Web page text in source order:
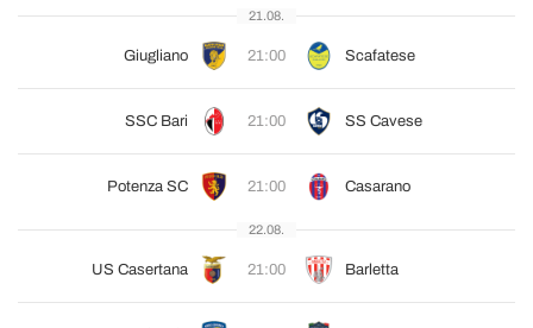
21.08.
Giugliano 21:00 Scafatese
SSC Bari 21:00 SS Cavese
Potenza SC 21:00 Casarano
22.08.
US Casertana 21:00 Barletta